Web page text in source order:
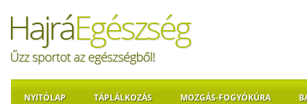
NYITÓLAP TÁPLÁLKOZÁS MOZGÁS-FOGYÓKÚRA